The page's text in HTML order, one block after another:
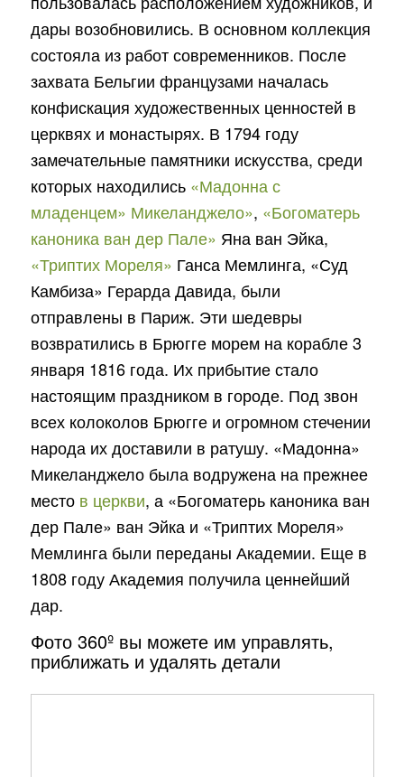
дары возобновились. В основном коллекция
состояла из работ современников. После
захвата Бельгии французами началась
конфискация художественных ценностей в
церквях и монастырях. В 1794 году
замечательные памятники искусства, среди
которых находились «Мадонна с
младенцем» Микеланджело», «Богоматерь
каноника ван дер Пале» Яна ван Эйка,
«Триптих Мореля» Ганса Мемлинга, «Суд
Камбиза» Герарда Давида, были
отправлены в Париж. Эти шедевры
возвратились в Брюгге морем на корабле 3
января 1816 года. Их прибытие стало
настоящим праздником в городе. Под звон
всех колоколов Брюгге и огромном стечении
народа их доставили в ратушу. «Мадонна»
Микеланджело была водружена на прежнее
место в церкви, а «Богоматерь каноника ван
дер Пале» ван Эйка и «Триптих Мореля»
Мемлинга были переданы Академии. Еще в
1808 году Академия получила ценнейший
дар.
Фото 360º вы можете им управлять,
приближать и удалять детали